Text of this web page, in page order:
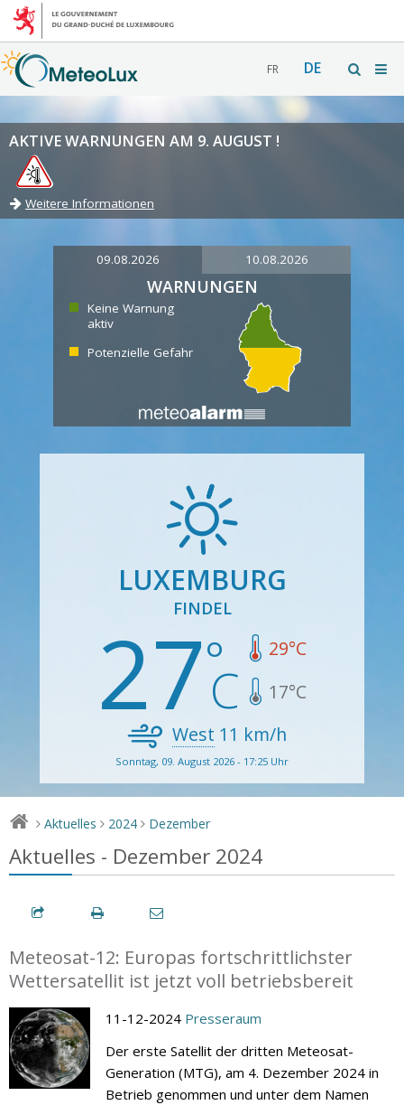
FR DE
AKTIVE WARNUNGEN AM 9. AUGUST !
Weitere Informationen
09.08.2026 10.08.2026
WARNUNGEN
Keine Warnung
aktiv
Potenzielle Gefahr
LUXEMBURG
FINDEL
27 29°C
17°C
West 11 km/h
Sonntag, 09. August 2026 - 17:25 Uhr
> Aktuelles > 2024 > Dezember
Aktuelles - Dezember 2024
Meteosat-12: Europas fortschrittlichster
Wettersatellit ist jetzt voll betriebsbereit
11-12-2024 Presseraum
Der erste Satellit der dritten Meteosat-
Generation (MTG), am 4. Dezember 2024 in
Betrieb genommen und unter dem Namen